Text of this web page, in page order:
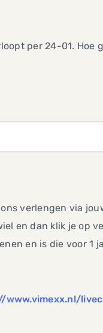
per 24-01. Hoe
verlengen via
en dan klik je op
en is die voor 1
www.vimexx.nl/